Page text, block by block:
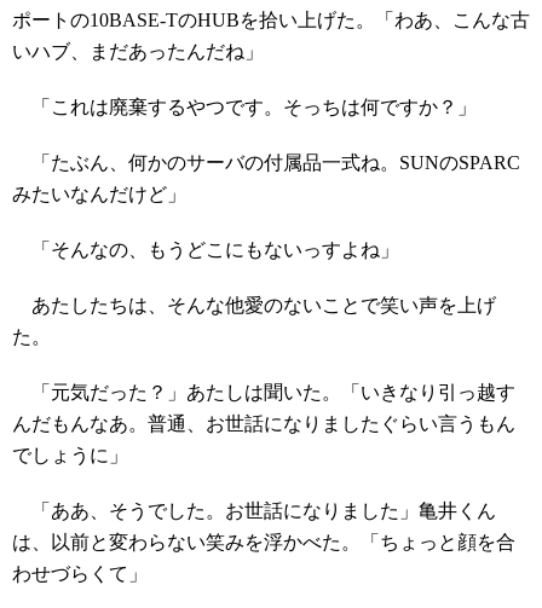
ポートの10BASE-TのHUBを拾い上げた。「わあ、こんな古
いハブ、まだあったんだね」
「これは廃棄するやつです。そっちは何ですか？」
「たぶん、何かのサーバの付属品一式ね。SUNのSPARC
みたいなんだけど」
「そんなの、もうどこにもないっすよね」
あたしたちは、そんな他愛のないことで笑い声を上げ
た。
「元気だった？」あたしは聞いた。「いきなり引っ越す
んだもんなあ。普通、お世話になりましたぐらい言うもん
でしょうに」
「ああ、そうでした。お世話になりました」亀井くん
は、以前と変わらない笑みを浮かべた。「ちょっと顔を合
わせづらくて」